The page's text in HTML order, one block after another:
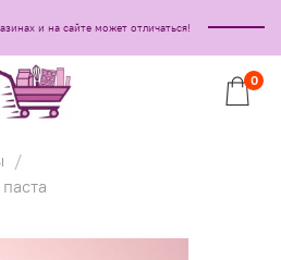
и на сайте может отличаться!
0